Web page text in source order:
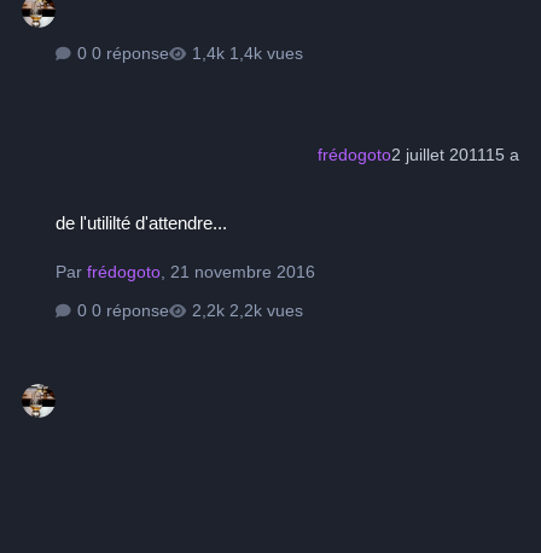
0 réponse 1,4k vues
frédogoto2 juillet 201115 a
de l'utililté d'attendre...
Parfrédogoto,21 novembre 2016
0 réponse
2,2k vues